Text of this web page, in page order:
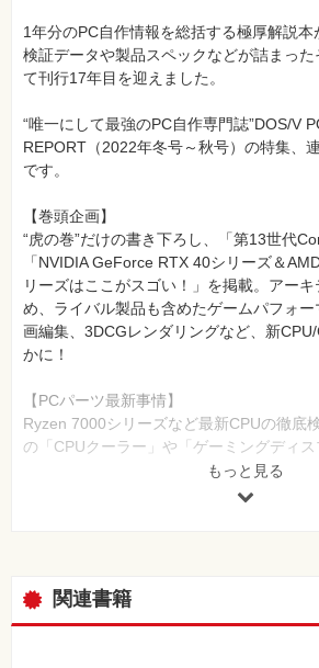
1年分のPC自作情報を総括する極厚解説
検証データや製品スペックなどが詰まっ
て刊行17年目を迎えました。
“唯一にして最強のPC自作専門誌”DOS/V
REPORT（2022年冬号～秋号）の特集、
です。
【巻頭企画】
“虎の巻”だけの書き下ろし、「第13世代
「NVIDIA GeForce RTX 40シリーズ＆
リーズはここがスゴい！」を掲載。アー
め、ライバル製品も含めたゲームパフォ
画編集、3DCGレンダリングなど、新
かに！
【PCパーツ最新事情】
Ryzen 7000シリーズなど最新CPUの徹底
の「CPUクーラー」や「ゲーミングディ
検証。ここ数年で一大勢力となった手のひ
自作PC作例を提案。定番のパーツで構成
を写真付きで解説したガイドも必読！
もっと見る
関連書籍